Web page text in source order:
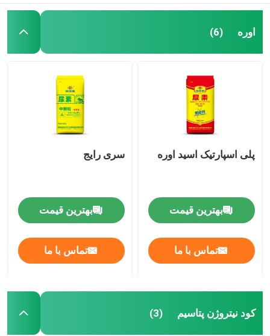
اوره (6)
پلی اسپارتیک اسید اوره
بهترین قیمت
تماس با ما
سری رایج
بهترین قیمت
تماس با ما
کود نیتروژن پتاسیم (3)